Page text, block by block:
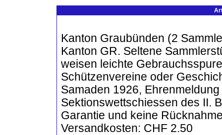
Kanton Graubünden (2
Kanton GR. Seltene
weisen leichte
Schützenvereine oder
Samaden 1926,
Sektionswettschiessen des II.
Garantie und keine
Versandkosten: CHF 2.50